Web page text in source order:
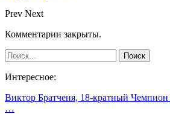
Prev Next
Комментарии закрыты.
Интересное:
Виктор Братченя, 18-кратный Чемпион
…